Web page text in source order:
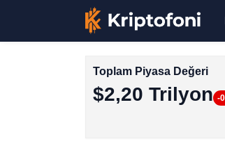
Toplam Piyasa Değeri
$2,20 Trilyon -